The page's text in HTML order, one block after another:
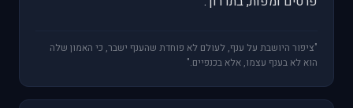
"ציפור היושבת על ענף, לעולם לא פוחדת שהענף ישבר, כי האמון שלה
הוא לא בענף עצמו, אלא בכנפיים."